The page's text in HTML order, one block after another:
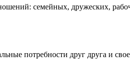
семейных, дружеских,
потребности друг друга и